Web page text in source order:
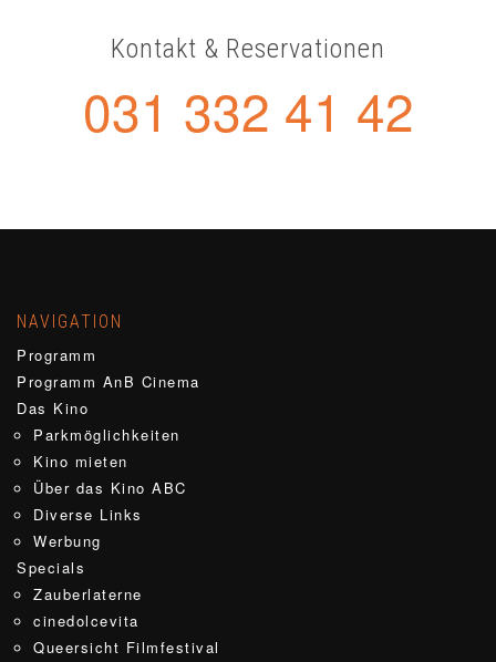
Kontakt & Reservationen
031 332 41 42
NAVIGATION
Programm
Programm AnB Cinema
Das Kino
Parkmöglichkeiten
Kino mieten
Über das Kino ABC
Diverse Links
Werbung
Specials
Zauberlaterne
cinedolcevita
Queersicht Filmfestival